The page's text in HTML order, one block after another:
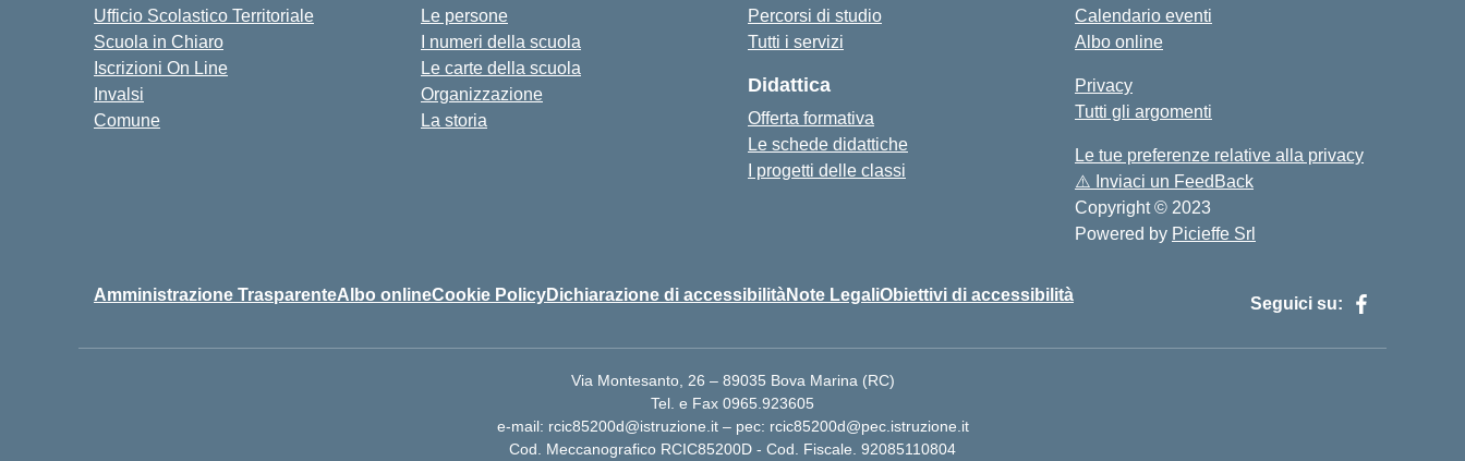
Ufficio Scolastico Territoriale
Scuola in Chiaro
Iscrizioni On Line
Invalsi
Comune
Le persone
I numeri della scuola
Le carte della scuola
Organizzazione
La storia
Percorsi di studio
Tutti i servizi
Didattica
Offerta formativa
Le schede didattiche
I progetti delle classi
Calendario eventi
Albo online
Privacy
Tutti gli argomenti
Le tue preferenze relative alla privacy
⚠️ Inviaci un FeedBack
Copyright © 2023
Powered by Picieffe Srl
Amministrazione TrasparenteAlbo onlineCookie PolicyDichiarazione di accessibilitàNote LegaliObiettivi di accessibilità Seguici su:
Via Montesanto, 26 – 89035 Bova Marina (RC)
Tel. e Fax 0965.923605
e-mail: rcic85200d@istruzione.it – pec: rcic85200d@pec.istruzione.it
Cod. Meccanografico RCIC85200D - Cod. Fiscale. 92085110804